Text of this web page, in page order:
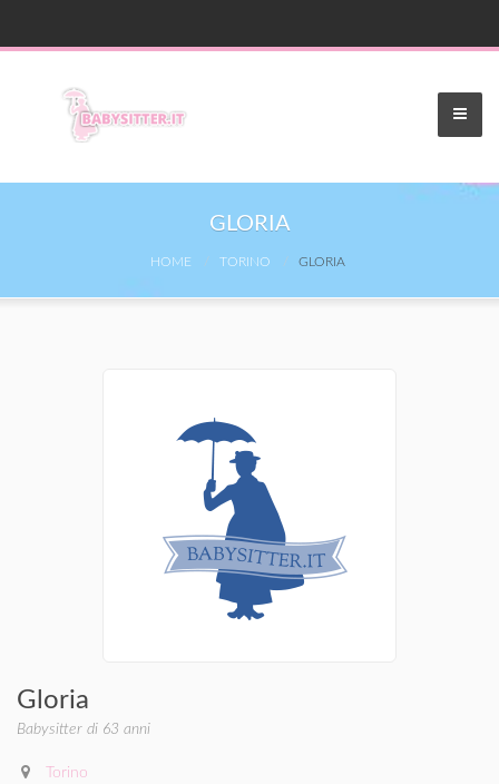
GLORIA
HOME TORINO GLORIA
Gloria
Babysitter di 63 anni
Torino